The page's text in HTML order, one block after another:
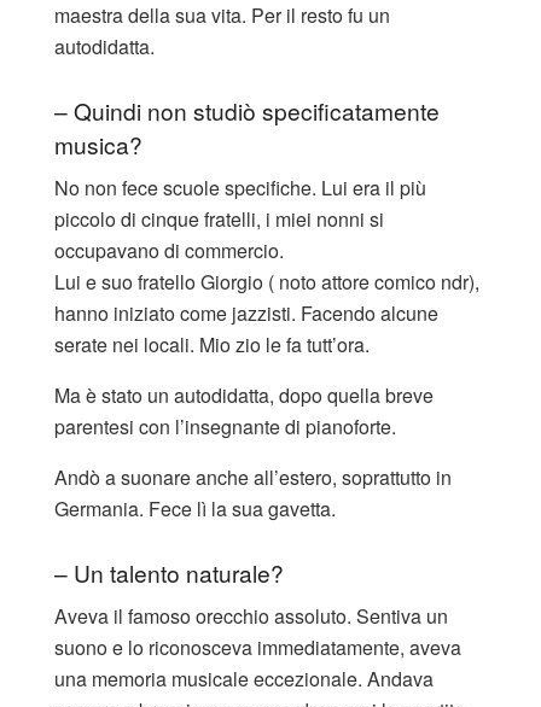
maestra della sua vita. Per il resto fu un
autodidatta.
– Quindi non studiò specificatamente
musica?
No non fece scuole specifiche. Lui era il più
piccolo di cinque fratelli, i miei nonni si
occupavano di commercio.
Lui e suo fratello Giorgio ( noto attore comico ndr),
hanno iniziato come jazzisti. Facendo alcune
serate nei locali. Mio zio le fa tutt’ora.
Ma è stato un autodidatta, dopo quella breve
parentesi con l’insegnante di pianoforte.
Andò a suonare anche all’estero, soprattutto in
Germania. Fece lì la sua gavetta.
– Un talento naturale?
Aveva il famoso orecchio assoluto. Sentiva un
suono e lo riconosceva immediatamente, aveva
una memoria musicale eccezionale. Andava